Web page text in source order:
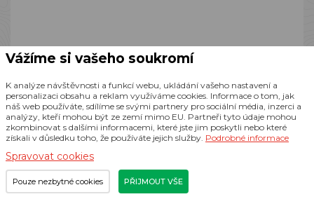
Podle zákona o evidenci tržeb je prodávající povinen vystavit
kupujícímu účtenku. Zároveň je povinen zaevidovat
přijatou tržbu u správce daně online; v případě technického
Vážíme si vašeho soukromí
K analýze návštěvnosti a funkcí webu, ukládání vašeho nastavení a
personalizaci obsahu a reklam využíváme cookies. Informace o tom, jak
náš web používáte, sdílíme se svými partnery pro sociální média, inzerci a
analýzy, kteří mohou být ze zemí mimo EU. Partneři tyto údaje mohou
zkombinovat s dalšími informacemi, které jste jim poskytli nebo které
získali v důsledku toho, že používáte jejich služby. Podrobné informace
Spravovat cookies
Pouze nezbytné cookies PŘIJMOUT VŠE